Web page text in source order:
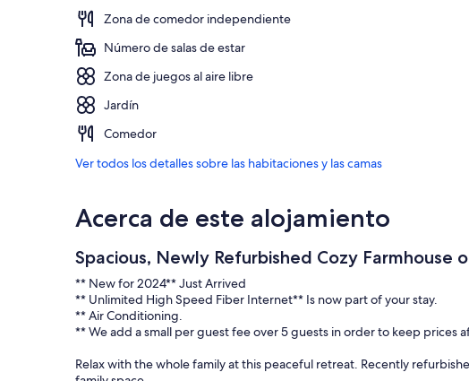
Zona de comedor independiente
Número de salas de estar
Zona de juegos al aire libre
Jardín
Comedor
Ver todos los detalles sobre las habitaciones y las camas
Acerca de este alojamiento
Spacious, Newly Refurbished Cozy Farmhouse
** New for 2024** Just Arrived
** Unlimited High Speed Fiber Internet** Is now part of your stay.
** Air Conditioning.
** We add a small per guest fee over 5 guests in order to keep prices
Relax with the whole family at this peaceful retreat. Recently